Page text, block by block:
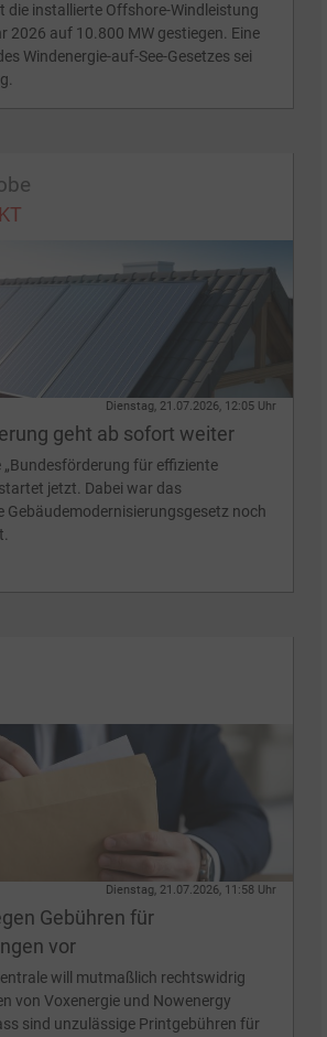
die installierte Offshore-Windleistung
2026 auf 10.800 MW gestiegen. Eine
Windenergie-auf-See-Gesetzes sei
Dienstag, 21.07.2026, 12:05 Uhr
geht ab sofort weiter
„Bundesförderung für effiziente
jetzt. Dabei war das
Gebäudemodernisierungsgesetz noch
Dienstag, 21.07.2026, 11:58 Uhr
Gebühren für
vor
will mutmaßlich rechtswidrig
von Voxenergie und Nowenergy
sind unzulässige Printgebühren für